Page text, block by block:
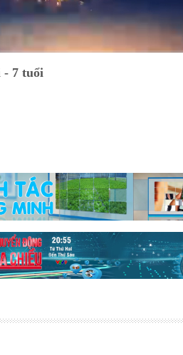
- 7 tuổi